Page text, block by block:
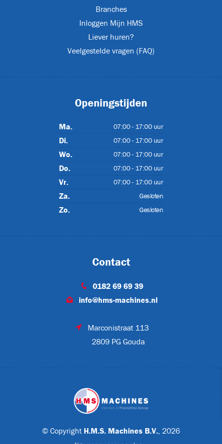
Branches
Inloggen Mijn HMS
Liever huren?
Veelgestelde vragen (FAQ)
Openingstijden
Ma. 07:00 - 17:00 uur
Di. 07:00 - 17:00 uur
Wo. 07:00 - 17:00 uur
Do. 07:00 - 17:00 uur
Vr. 07:00 - 17:00 uur
Za. Gesloten
Zo. Gesloten
Contact
0182 69 69 39
info@hms-machines.nl
Marconistraat 113
2809 PG Gouda
© Copyright H.M.S. Machines B.V. , 2026